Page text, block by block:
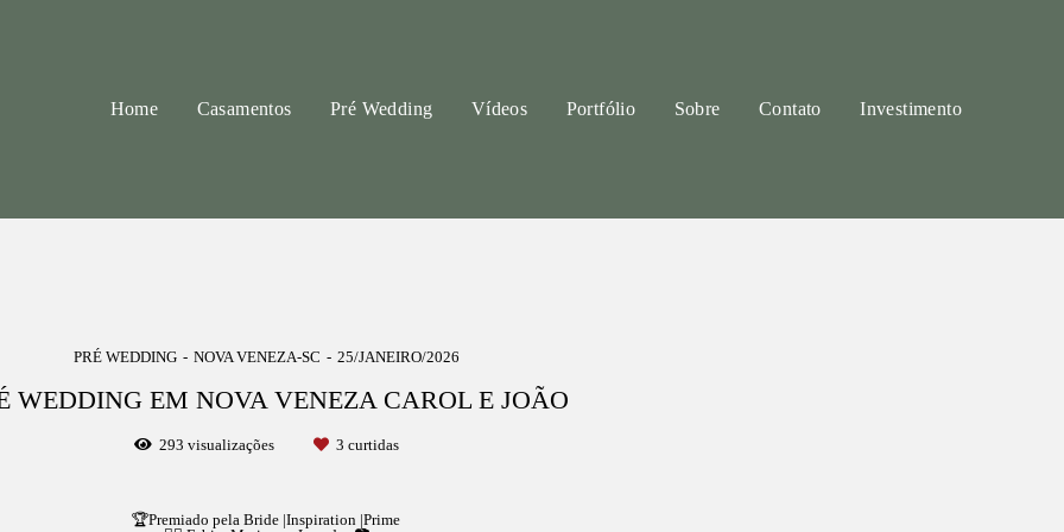
Home Casamentos Pré Wedding Vídeos Portfólio Sobre Contato Investimento
PRÉ WEDDING NOVA VENEZA-SC 25/JANEIRO/2026
WEDDING EM NOVA VENEZA CAROL E JOÃO
293 visualizações 3 curtidas
🏆Premiado pela Bride |Inspiration |Prime